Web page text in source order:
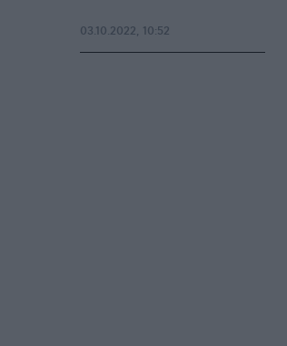
03.10.2022, 10:52